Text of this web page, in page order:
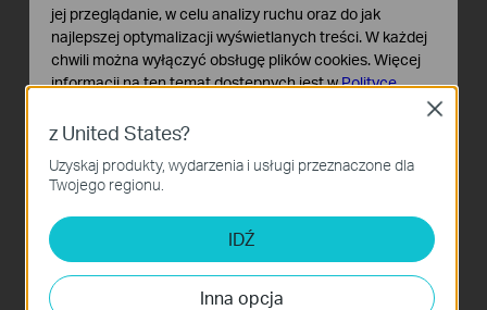
z United States?
Uzyskaj produkty, wydarzenia i usługi przeznaczone dla
Twojego regionu.
IDŹ
Inna opcja
Close
jej przeglądanie, w celu analizy ruchu oraz do jak
najlepszej optymalizacji wyświetlanych treści. W każdej
chwili można wyłączyć obsługę plików cookies. Więcej
informacji na ten temat dostępnych jest wPolityce
Podstawowe Cookies
Te pliki cookies niezbędne są do poprawnego działania
witryny i nie moga zostać wyłączone.
Cookies dotyczące analizy i marketingu
Analiza - Te pliki Cookies są wykorzystywane w celu
analizy ruchu na naszej stronie, co umożliwia poprawę i
dostosowanie wyświetlanych treści.